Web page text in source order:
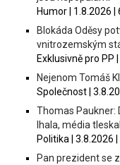
Humor | 1.8.2026
Blokáda Oděsy
vnitrozemským
Exklusivně pro PP
Nejenom Tomáš
Společnost |
Thomas Paukner:
lhala, média
Politika | 3.8.2026
Pan prezident se